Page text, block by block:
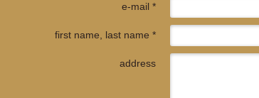
e-mail *
first name, last name *
address